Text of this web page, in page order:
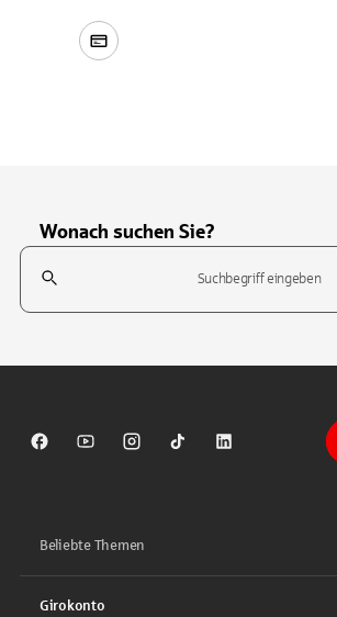
Wonach suchen Sie?
Suchfeld
Sparkasse auf Facebook
Sparkasse auf Youtube
Sparkasse auf Instagram
Sparkasse auf TikTok
Sparkasse auf
Beliebte Themen
Girokonto